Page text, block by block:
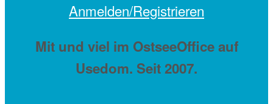
Anmelden/Registrieren
Mit und viel im OstseeOffice auf
Usedom. Seit 2007.